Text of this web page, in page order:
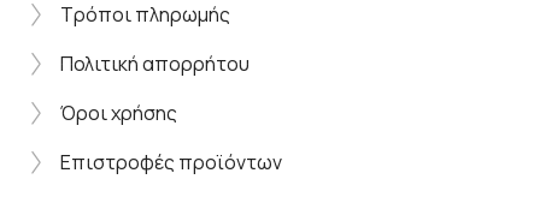
Τρόποι πληρωμής
Πολιτική απορρήτου
Όροι χρήσης
Επιστροφές προϊόντων